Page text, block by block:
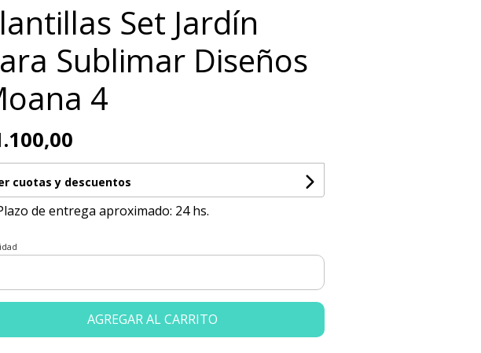
Set Jardín
Sublimar Diseños
4
cuotas y descuentos
de entrega aproximado: 24 hs.
AGREGAR AL CARRITO